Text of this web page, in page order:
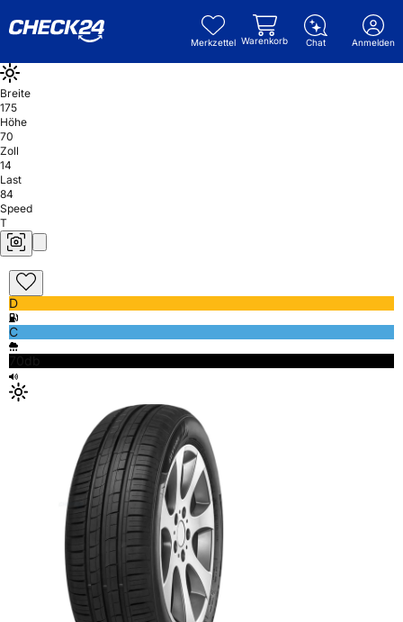
Merkzettel Warenkorb Chat Anmelden
Breite
175
Höhe
70
Zoll
14
Last
84
Speed
T
D
C
70db